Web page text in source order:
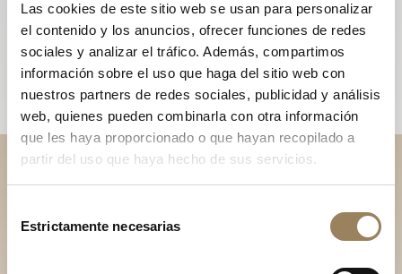
Las cookies de este sitio web se usan para personalizar
el contenido y los anuncios, ofrecer funciones de redes
sociales y analizar el tráfico. Además, compartimos
información sobre el uso que haga del sitio web con
nuestros partners de redes sociales, publicidad y análisis
web, quienes pueden combinarla con otra información
que les haya proporcionado o que hayan recopilado a
partir del uso que haya hecho de sus servicios.
Estrictamente necesarias
Descubra nuestras
colecciones en boutique